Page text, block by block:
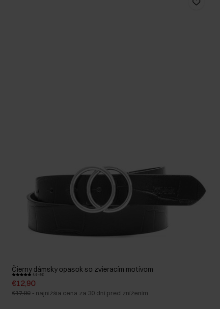
Čierny dámsky opasok so zvieracím motívom
4.9 (49)
€12,90
€17,90 - najnižšia cena za 30 dní pred znížením